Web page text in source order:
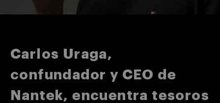
Carlos Uraga,
confundador y CEO de
Nantek, encuentra tesoros